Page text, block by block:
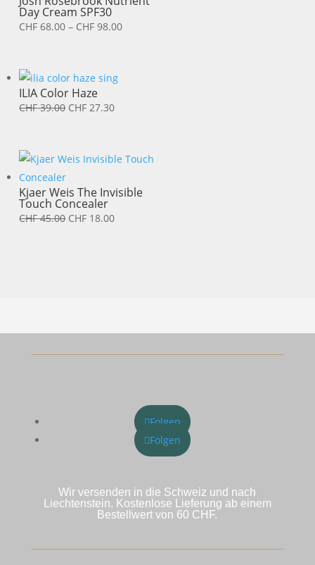
Day Cream SPF30
CHF 68.00 – CHF 98.00Preisspanne:
ILIA Color Haze
CHF39.00 Ursprünglicher
CHF 39.00
CHF 27.30Aktueller
CHF 27.30.
Kjaer Weis The Invisible
Touch Concealer
CHF45.00 Ursprünglicher
CHF 18.00Aktueller
Folgen
Folgen
Wir versenden in die Schweiz und nach
Liechtenstein. Kostenlose Lieferung ab einem
Bestellwert von 60 CHF.